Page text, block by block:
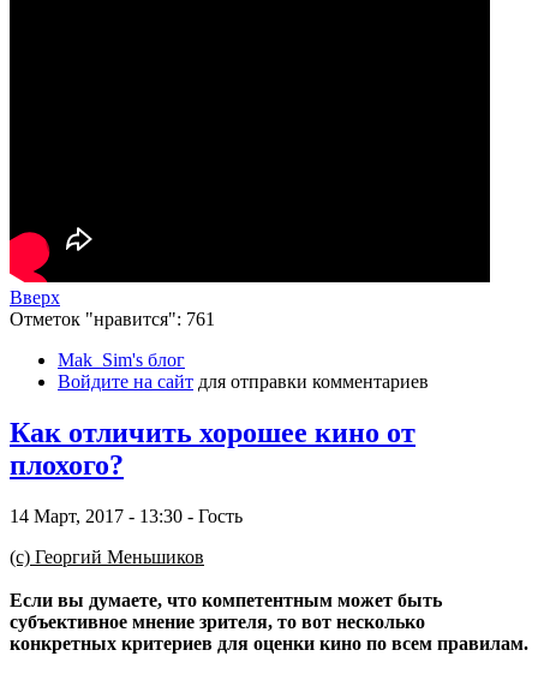
Вверх
Отметок "нравится": 761
Mak_Sim's блог
Войдите на сайт для отправки комментариев
Как отличить хорошее кино от
плохого?
14 Март, 2017 - 13:30 - Гость
(с) Георгий Меньшиков
Если вы думаете, что компетентным может быть
субъективное мнение зрителя, то вот несколько
конкретных критериев для оценки кино по всем правилам.